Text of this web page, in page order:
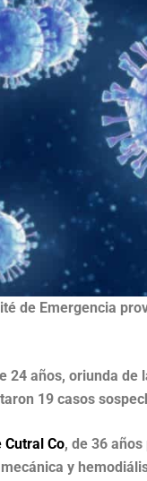
de Emergencia
24 años, oriunda de
19 casos
Cutral Co, de 36
y